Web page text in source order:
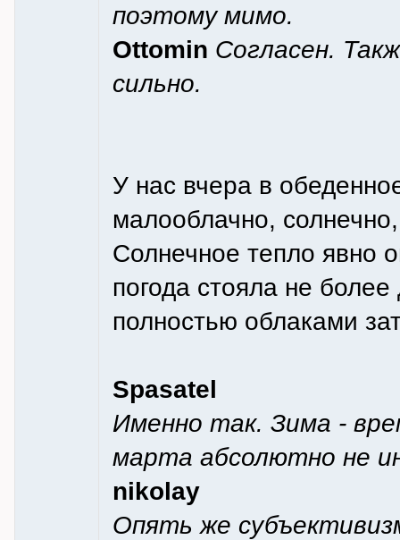
поэтому мимо.
Ottomin Согласен.
сильно.
У нас вчера в
малооблачно,
Солнечное тепло явно
погода стояла не
полностью облаками
Spasatel
Именно так. Зима -
марта абсолютно не
nikolay
Опять же